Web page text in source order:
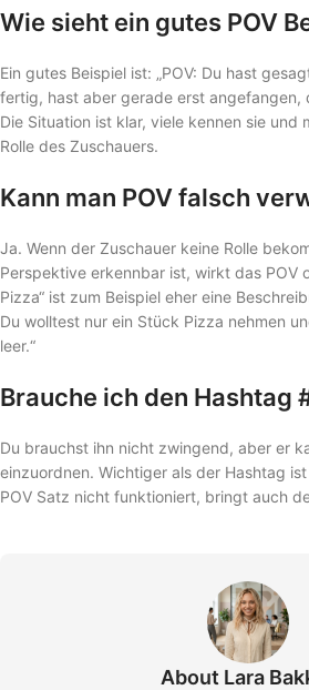
Wie sieht ein gutes POV
Ein gutes Beispiel ist: „POV: Du hast
fertig, hast aber gerade erst angefangen,
Die Situation ist klar, viele kennen sie und
Rolle des Zuschauers.
Kann man POV falsch
Ja. Wenn der Zuschauer keine Rolle
Perspektive erkennbar ist, wirkt das POV
Pizza“ ist zum Beispiel eher eine
Du wolltest nur ein Stück Pizza nehmen
leer.“
Brauche ich den Hashtag
Du brauchst ihn nicht zwingend, aber er
einzuordnen. Wichtiger als der Hashtag
POV Satz nicht funktioniert, bringt auch
About Lara